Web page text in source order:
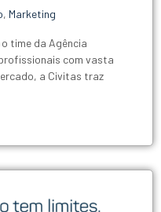
, Marketing
time da Agência
com vasta
a Civitas traz